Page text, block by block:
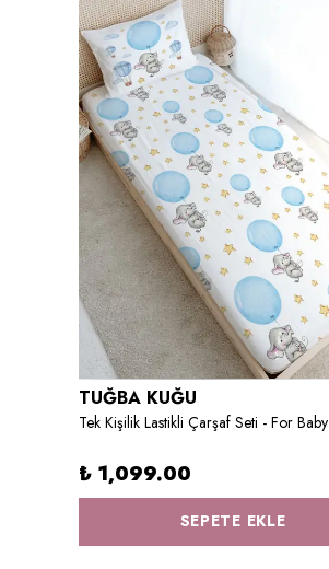
TUĞBA KUĞU
₺ 1,099.00
SEPETE EKLE